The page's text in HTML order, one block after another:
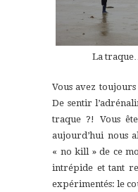
La
Vous avez
De sentir
traque ?! Vous
aujourd’hui nous
« no kill » de ce
intrépide et tant
expérimentés: le